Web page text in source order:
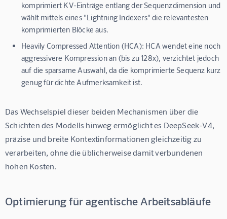
komprimiert KV-Einträge entlang der Sequenzdimension und
wählt mittels eines "Lightning Indexers" die relevantesten
komprimierten Blöcke aus.
Heavily Compressed Attention (HCA): HCA wendet eine noch
aggressivere Kompression an (bis zu 128x), verzichtet jedoch
auf die sparsame Auswahl, da die komprimierte Sequenz kurz
genug für dichte Aufmerksamkeit ist.
Das Wechselspiel dieser beiden Mechanismen über die
Schichten des Modells hinweg ermöglicht es DeepSeek-V4,
präzise und breite Kontextinformationen gleichzeitig zu
verarbeiten, ohne die üblicherweise damit verbundenen
hohen Kosten.
Optimierung für agentische Arbeitsabläufe